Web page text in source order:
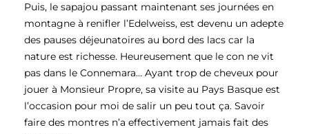
Puis, le sapajou passant maintenant ses journées en
montagne à renifler l’Edelweiss, est devenu un adepte
des pauses déjeunatoires au bord des lacs car la
nature est richesse. Heureusement que le con ne vit
pas dans le Connemara… Ayant trop de cheveux pour
jouer à Monsieur Propre, sa visite au Pays Basque est
l’occasion pour moi de salir un peu tout ça. Savoir
faire des montres n’a effectivement jamais fait des